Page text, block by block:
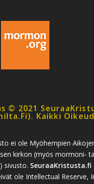
© 2021
Kaikki
ei ole Myöhempien
kirkon (myös mormoni-
sivusto. SeuraaKristusta.fi
ole Intellectual Reserve,